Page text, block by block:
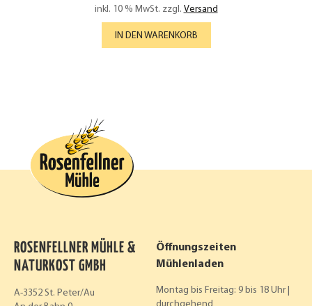
inkl. 10 % MwSt. zzgl. Versand
IN DEN WARENKORB
ROSENFELLNER MÜHLE &
NATURKOST GMBH
A-3352 St. Peter/Au
Öffnungszeiten
Mühlenladen
Montag bis Freitag: 9 bis 18 Uhr |